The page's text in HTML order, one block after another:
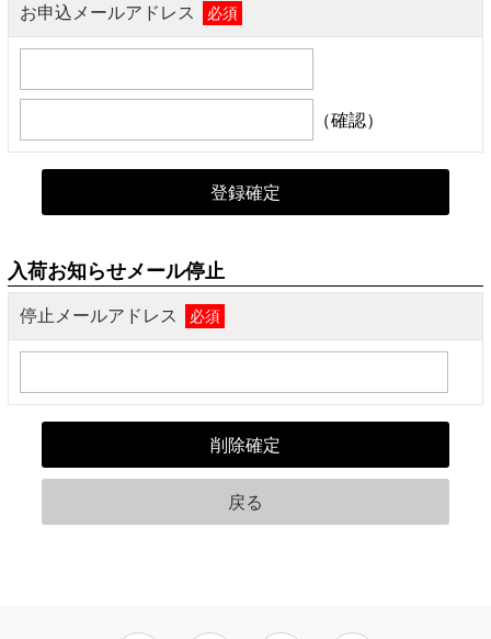
お申込メールアドレス 必須
（確認）
入荷お知らせメール停止
停止メールアドレス
必須